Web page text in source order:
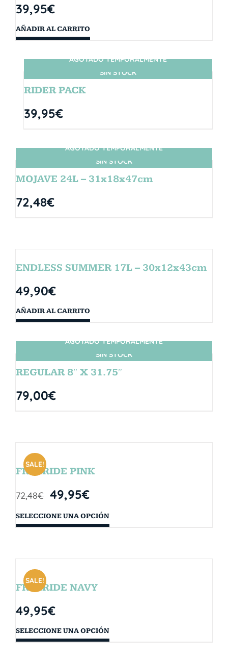
39,95€
AÑADIR AL CARRITO
SIN STOCK
AGOTADO TEMPORALMENTE
RIDER PACK
39,95€
SIN STOCK
AGOTADO TEMPORALMENTE
MOJAVE 24L – 31x18x47cm
72,48€
ENDLESS SUMMER 17L – 30x12x43cm
49,90€
AÑADIR AL CARRITO
SIN STOCK
AGOTADO TEMPORALMENTE
REGULAR 8″ X 31.75″
79,00€
SALE!
FREERIDE PINK
72,48€ 49,95€
SELECCIONE UNA OPCIÓN
SALE!
FREERIDE NAVY
49,95€
SELECCIONE UNA OPCIÓN